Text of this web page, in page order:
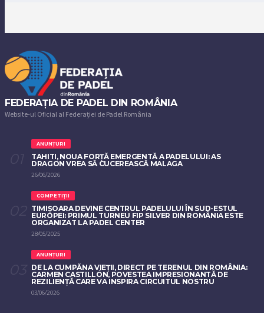
FEDERAȚIA DE PADEL DIN ROMÂNIA
Website-ul Oficial al Federației de Padel România
ANUNȚURI
TAHITI, NOUA FORȚĂ EMERGENTĂ A PADELULUI: AS
DRAGON VREA SĂ CUCEREASCĂ MALAGA
26/06/2026
COMPETIȚII
TIMIȘOARA DEVINE CENTRUL PADELULUI ÎN SUD-ESTUL
EUROPEI: PRIMUL TURNEU FIP SILVER DIN ROMÂNIA ESTE
ORGANIZAT LA PADEL CENTER
28/05/2025
ANUNȚURI
DE LA CUMPĂNA VIEȚII, DIRECT PE TERENUL DIN ROMÂNIA:
CARMEN CASTILLÓN, POVESTEA IMPRESIONANTĂ DE
REZILIENȚĂ CARE VA INSPIRA CIRCUITUL NOSTRU
03/06/2026